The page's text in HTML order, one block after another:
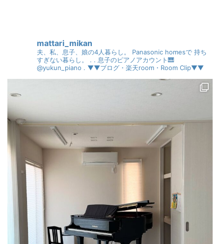
mattari_mikan
夫、私、息子、娘の4人暮らし。 Panasonic homesで 持ち
すぎない暮らし。
. . 息子のピアノアカウント🎹
@yukun_piano . ▼▼ブログ・楽天room・Room Clip▼▼